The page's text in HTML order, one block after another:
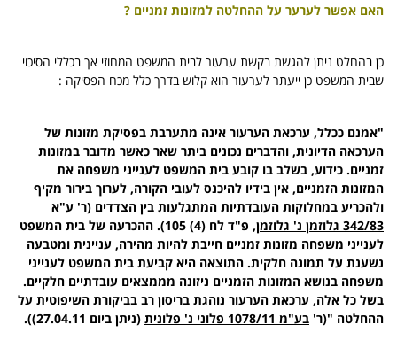
האם אפשר לערער על ההחלטה למזונות זמניים ?
כן בהחלט ניתן להגשת בקשת ערעור לבית המשפט המחוזי אך בכללי הסיכוי
שבית המשפט כן ייעתר לערעור הוא קלוש בדרך כלל מכח הפסיקה :
"אמנם ככלל, ערכאת הערעור אינה מתערבת בפסיקת מזונות של
הערכאה הדיונית, והדברים נכונים ביתר שאר כאשר מדובר במזונות
זמניים. כידוע, בשלב בו קובע בית המשפט לענייני משפחה את
המזונות הזמניים, אין בידיו להיכנס לעובי הקורה, לערוך בירור מקיף
ולהכריע במחלוקות העובדתיות המתגלעות בין הצדדים (ר' ע"א
342/83 גלוזמן נ' גלוזמן
, פ"ד לח (4) 105). ההכרעה של בית המשפט
לענייני משפחה מזונות זמניים חייבת להיות מהירה, עניינית ומטבעה
נשענת על תמונה חלקית. התוצאה היא קביעת בית המשפט לענייני
משפחה בנושא המזונות הזמניים ניזונה מממצאים עובדתיים חלקיים.
בשל כל אלה, ערכאת הערעור נוהגת בריסון רב בביקורת השיפוטית על
ההחלטה "(ר' בע"מ 1078/11 פלוני נ' פלונית (ניתן ביום 27.04.11)).